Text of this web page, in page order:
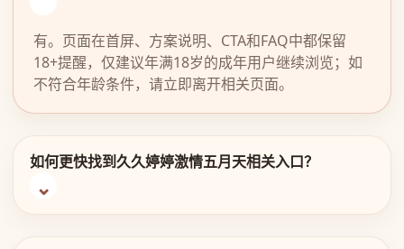
有。页面在首屏、方案说明、CTA和FAQ中都保留
18+提醒，仅建议年满18岁的成年用户继续浏览；如
不符合年龄条件，请立即离开相关页面。
如何更快找到久久婷婷激情五月天相关入口？